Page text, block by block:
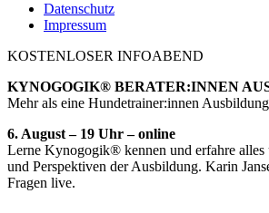
Datenschutz
Impressum
KOSTENLOSER INFOABEND
KYNOGOGIK® BERATER:INNEN
Mehr als eine Hundetrainer:innen
6. August – 19 Uhr – online
Lerne Kynogogik® kennen und erfahre
und Perspektiven der Ausbildung. Karin
Fragen live.